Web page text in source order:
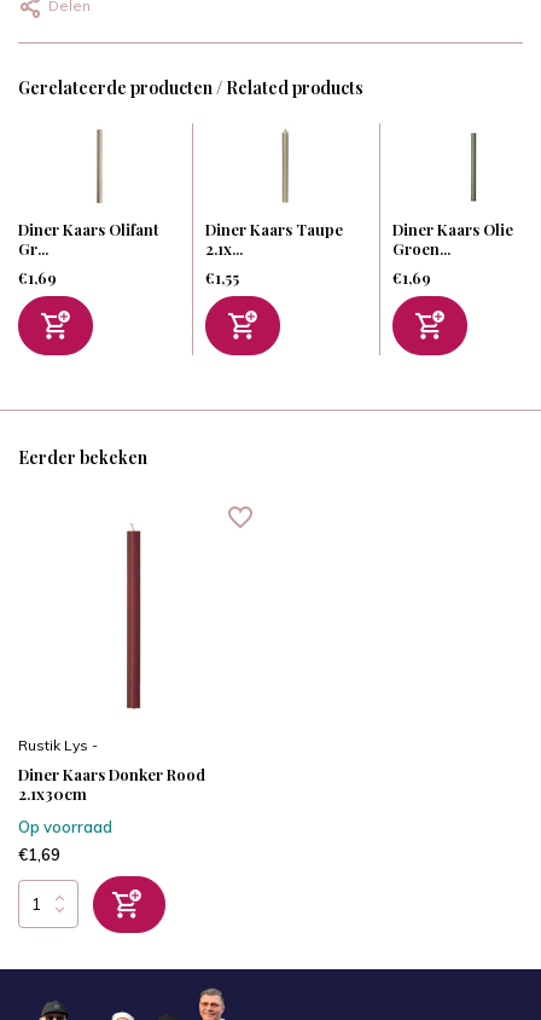
Delen
Gerelateerde producten / Related products
Diner Kaars Olifant
Gr...
€1,69
Diner Kaars Taupe
2.1x...
€1,55
Diner Kaars Olie
Groen...
€1,69
Eerder bekeken
Rustik Lys -
Diner Kaars Donker Rood
2.1x30cm
Op voorraad
€1,69